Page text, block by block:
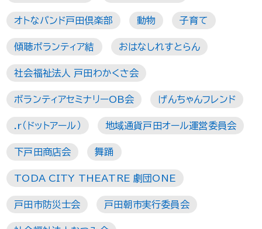
オトなバンド戸田倶楽部 動物 子育て
傾聴ボランティア結 おはなしれすとらん
社会福祉法人 戸田わかくさ会
ボランティアセミナリーOB会 げんちゃんフレンド
.r（ドットアール） 地域通貨戸田オール運営委員会
下戸田商店会 舞踊
TODA CITY THEATRE 劇団ONE
戸田市防災士会 戸田朝市実行委員会